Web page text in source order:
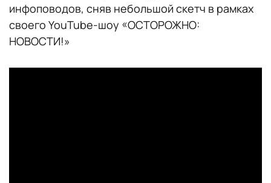
инфоповодов, сняв небольшой скетч в рамках
своего YouTube-шоу «ОСТОРОЖНО:
НОВОСТИ!»